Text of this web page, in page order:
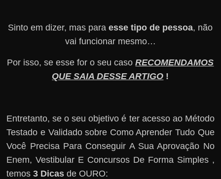
Sinto em dizer, mas paraesse tipo de pessoa, não
vai funcionar mesmo…
Por isso, se esse for o seu casoRECOMENDAMOS
QUE SAIA DESSE ARTIGO !
Entretanto, se o seu objetivo é ter acesso ao Método
Testado e Validado sobre Como Aprender Tudo Que
Você Precisa Para Conseguir A Sua Aprovação No
Enem, Vestibular E Concursos De Forma Simples ,
temos3 Dicas de OURO: